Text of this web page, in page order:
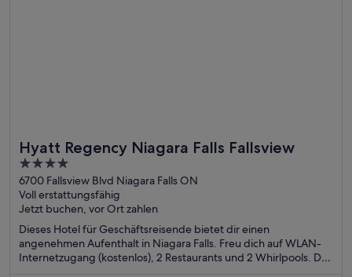
Hyatt Regency Niagara Falls Fallsview
4
out
of
5
6700 Fallsview Blvd Niagara Falls ON
Voll erstattungsfähig
Jetzt buchen, vor Ort zahlen
Dieses Hotel für Geschäftsreisende bietet dir einen
angenehmen Aufenthalt in Niagara Falls. Freu dich auf WLAN-
Internetzugang (kostenlos), 2 Restaurants und 2 Whirlpools. Die